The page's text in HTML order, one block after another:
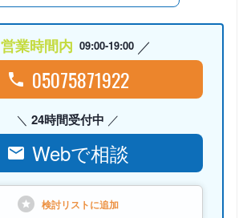
営業時間内 09:00-19:00
05075871922
24時間受付中
Webで相談
検討リストに追加